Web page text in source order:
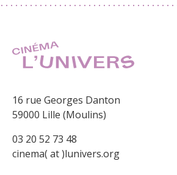
16 rue Georges Danton
59000 Lille (Moulins)
03 20 52 73 48
cinema( at )lunivers.org